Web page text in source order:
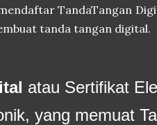
TandaTangan
tanda tangan digital.
atau Sertifikat
yang memuat